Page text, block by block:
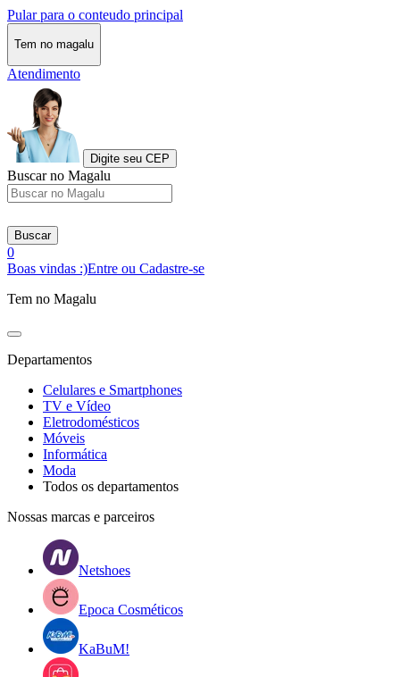
Pular para o conteudo principal
Tem no magalu
Atendimento
Digite seu CEP
Buscar no Magalu
Buscar
0
Boas vindas :)Entre ou Cadastre-se
Tem no Magalu
Departamentos
Celulares e Smartphones
TV e Vídeo
Eletrodomésticos
Móveis
Informática
Moda
Todos os departamentos
Nossas marcas e parceiros
Netshoes
Epoca Cosméticos
KaBuM!